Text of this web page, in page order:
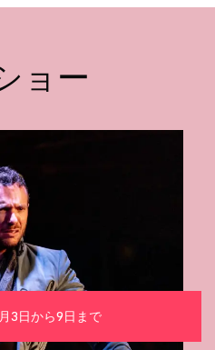
ョー
3日から9日まで